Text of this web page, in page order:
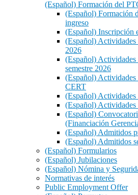
(Español) Formación del
(Español) Formación
ingreso
(Español) Inscripción
(Español) Actividades
2026
(Español)
semestre 2026
(Español)
CERT
(Español)
(Español)
(Español)
(Financiación
(Español) Admitidos
(Español) Admitidos
(Español) Formularios
(Español) Jubilaciones
(Español) Nómina y
Normativas de interés
Public Employment Offer